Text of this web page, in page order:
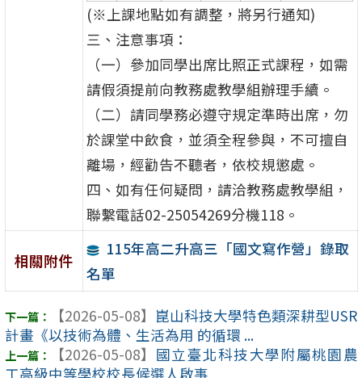
(※上課地點如有調整，將另行通知)
三、注意事項：
（一）參加同學出席比照正式課程，如需
請假須提前向教務處教學組辦理手續。
（二）請同學務必遵守規定準時出席，勿
於課堂中飲食，並須全程參與，不可擅自
離場，經勸告不聽者，依校規懲處。
四、如有任何疑問，請洽教務處教學組，
聯繫電話02-25054269分機118。
相關附件
115年高二升高三「國文寫作營」錄取
名單
【2026-05-08】 崑山科技大學特色類深耕型USR
計畫《以技術為體、生活為用 的循環 ...
【2026-05-08】 國立臺北科技大學附屬桃園農
工高級中等學校校長候選人啟事